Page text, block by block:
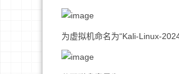
为虚拟机命名为“Kali-Linux-